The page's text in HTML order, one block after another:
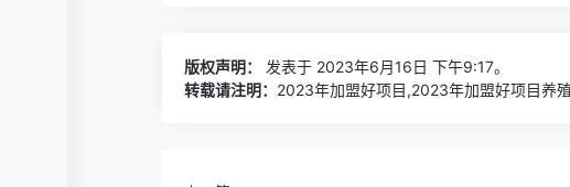
版权声明：
发表于 2023年6月16日 下午9:17。
转载请注明： 2023年加盟好项目,2023年加盟好项目养殖